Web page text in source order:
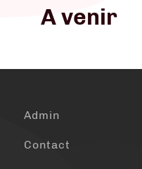
A venir
Admin
Contact